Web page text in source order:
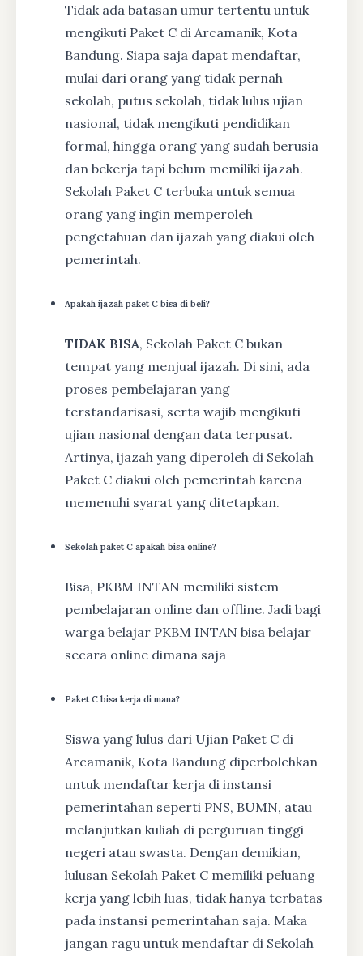
Tidak ada batasan umur tertentu untuk
mengikuti Paket C di Arcamanik, Kota
Bandung. Siapa saja dapat mendaftar,
mulai dari orang yang tidak pernah
sekolah, putus sekolah, tidak lulus ujian
nasional, tidak mengikuti pendidikan
formal, hingga orang yang sudah berusia
dan bekerja tapi belum memiliki ijazah.
Sekolah Paket C terbuka untuk semua
orang yang ingin memperoleh
pengetahuan dan ijazah yang diakui oleh
pemerintah.
Apakah ijazah paket C bisa di beli?
TIDAK BISA, Sekolah Paket C bukan
tempat yang menjual ijazah. Di sini, ada
proses pembelajaran yang
terstandarisasi, serta wajib mengikuti
ujian nasional dengan data terpusat.
Artinya, ijazah yang diperoleh di Sekolah
Paket C diakui oleh pemerintah karena
memenuhi syarat yang ditetapkan.
Sekolah paket C apakah bisa online?
Bisa, PKBM INTAN memiliki sistem
pembelajaran online dan offline. Jadi bagi
warga belajar PKBM INTAN bisa belajar
secara online dimana saja
Paket C bisa kerja di mana?
Siswa yang lulus dari Ujian Paket C di
Arcamanik, Kota Bandung diperbolehkan
untuk mendaftar kerja di instansi
pemerintahan seperti PNS, BUMN, atau
melanjutkan kuliah di perguruan tinggi
negeri atau swasta. Dengan demikian,
lulusan Sekolah Paket C memiliki peluang
kerja yang lebih luas, tidak hanya terbatas
pada instansi pemerintahan saja. Maka
jangan ragu untuk mendaftar di Sekolah